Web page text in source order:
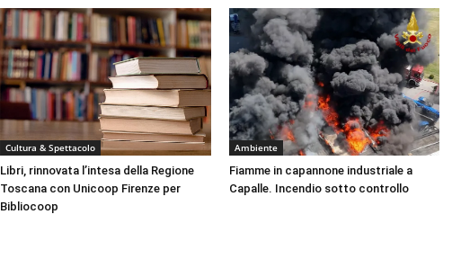
Cultura & Spettacolo
Libri, rinnovata l’intesa della Regione
Toscana con Unicoop Firenze per
Bibliocoop
Ambiente
Fiamme in capannone industriale a
Capalle. Incendio sotto controllo